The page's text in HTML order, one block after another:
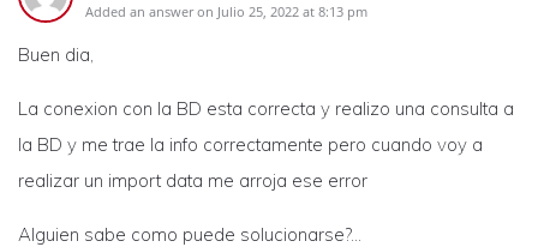
Added an answer on Julio 25, 2022 at 8:13 pm
Buen dia,
La conexion con la BD esta correcta y realizo una consulta a
la BD y me trae la info correctamente pero cuando voy a
realizar un import data me arroja ese error
Alguien sabe como puede solucionarse?…